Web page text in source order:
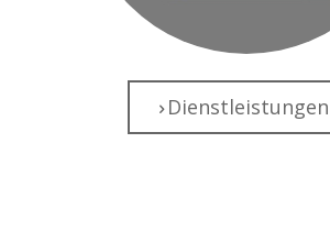
Dienstleistungen